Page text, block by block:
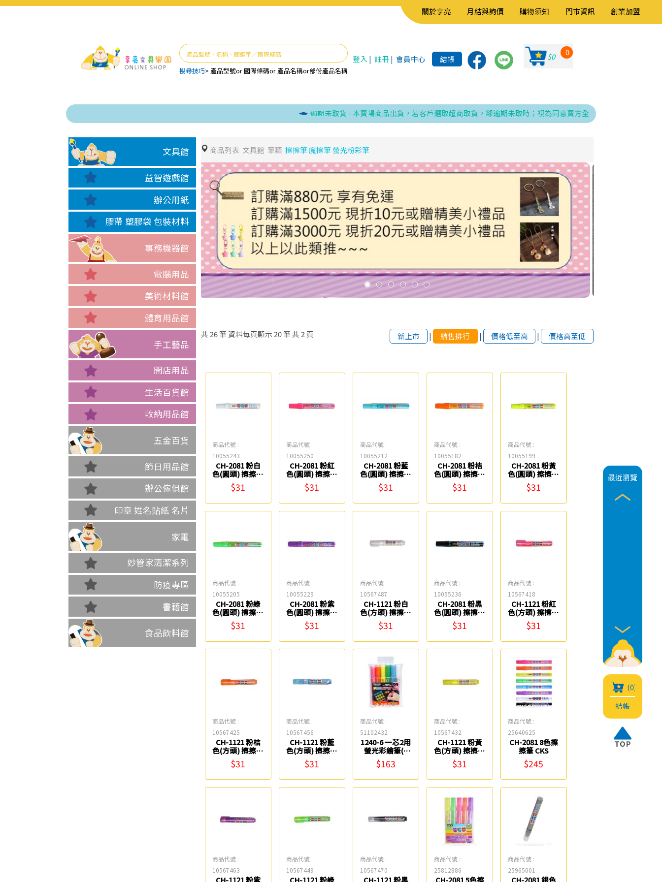
關於享亮 月結與詢價 購物須知 門市資訊 創業加盟
搜尋技巧> 產品型號or國際條碼or 產品名稱or部份產品名稱
登入 | 註冊 | 會員中心 結帳 $0 0
逾期未取貨 - 本賣場商品出貨，若客戶選取超商取貨，卻逾期未取時；視為同意賣方全權處理發票、折讓與銷貨退回
最近瀏覽
(0)
結帳
文具館
益智遊戲館
辦公用紙
膠帶 塑膠袋 包裝材料
事務機器館
電腦用品
美術材料館
體育用品館
手工藝品
開店用品
生活百貨館
收納用品館
五金百貨
節日用品館
辦公傢俱館
印章 姓名貼紙 名片
家電
妙管家清潔系列
防疫專區
書藉館
食品飲料館
商品列表 文具館 筆類 擦擦筆 魔擦筆 螢光粉彩筆
共 26筆 資料每頁顯示 20筆 共 2頁 新上市 | 銷售排行 | 價格低至高 | 價格高至低
商品代號 :
10055243
CH-2081 粉白
色(圓頭) 擦擦筆
CKS
$31
商品代號 :
10055250
CH-2081 粉紅
色(圓頭) 擦擦筆
CKS
$31
商品代號 :
10055212
CH-2081 粉藍
色(圓頭) 擦擦筆
CKS
$31
商品代號 :
10055182
CH-2081 粉桔
色(圓頭) 擦擦筆
CKS
$31
商品代號 :
10055199
CH-2081 粉黃
色(圓頭) 擦擦筆
CKS
$31
商品代號 :
10055205
CH-2081 粉綠
色(圓頭) 擦擦筆
CKS
$31
商品代號 :
10055229
CH-2081 粉紫
色(圓頭) 擦擦筆
CKS
$31
商品代號 :
10567487
CH-1121 粉白
色(方頭) 擦擦筆
CKS
$31
商品代號 :
10055236
CH-2081 粉黑
色(圓頭) 擦擦筆
CKS
$31
商品代號 :
10567418
CH-1121 粉紅
色(方頭) 擦擦筆
CKS
$31
商品代號 :
10567425
CH-1121 粉桔
色(方頭) 擦擦筆
CKS
$31
商品代號 :
10567456
CH-1121 粉藍
色(方頭) 擦擦筆
CKS
$31
商品代號 :
51102432
1240-6 一芯2用
螢光彩繪筆(6
入) Success
$163
商品代號 :
10567432
CH-1121 粉黃
色(方頭) 擦擦筆
CKS
$31
商品代號 :
25640625
CH-2081 8色擦
擦筆 CKS
$245
商品代號 :
10567463
商品代號 :
10567449
商品代號 :
10567470
商品代號 :
25812886
商品代號 :
25965001